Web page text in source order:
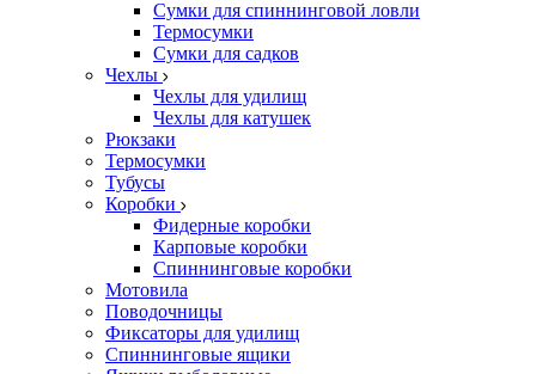
Сумки для спиннинговой ловли
Термосумки
Сумки для садков
Чехлы
Чехлы для удилищ
Чехлы для катушек
Рюкзаки
Термосумки
Тубусы
Коробки
Фидерные коробки
Карповые коробки
Спиннинговые коробки
Мотовила
Поводочницы
Фиксаторы для удилищ
Спиннинговые ящики